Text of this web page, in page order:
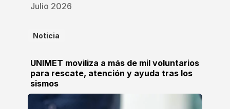
Julio 2026
Noticia
UNIMET moviliza a más de mil voluntarios
para rescate, atención y ayuda tras los
sismos